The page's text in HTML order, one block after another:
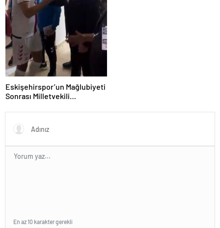
Eskişehirspor’un Mağlubiyeti
Sonrası Milletvekili
En az 10 karakter gerekli